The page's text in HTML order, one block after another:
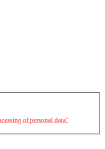
of personal data"